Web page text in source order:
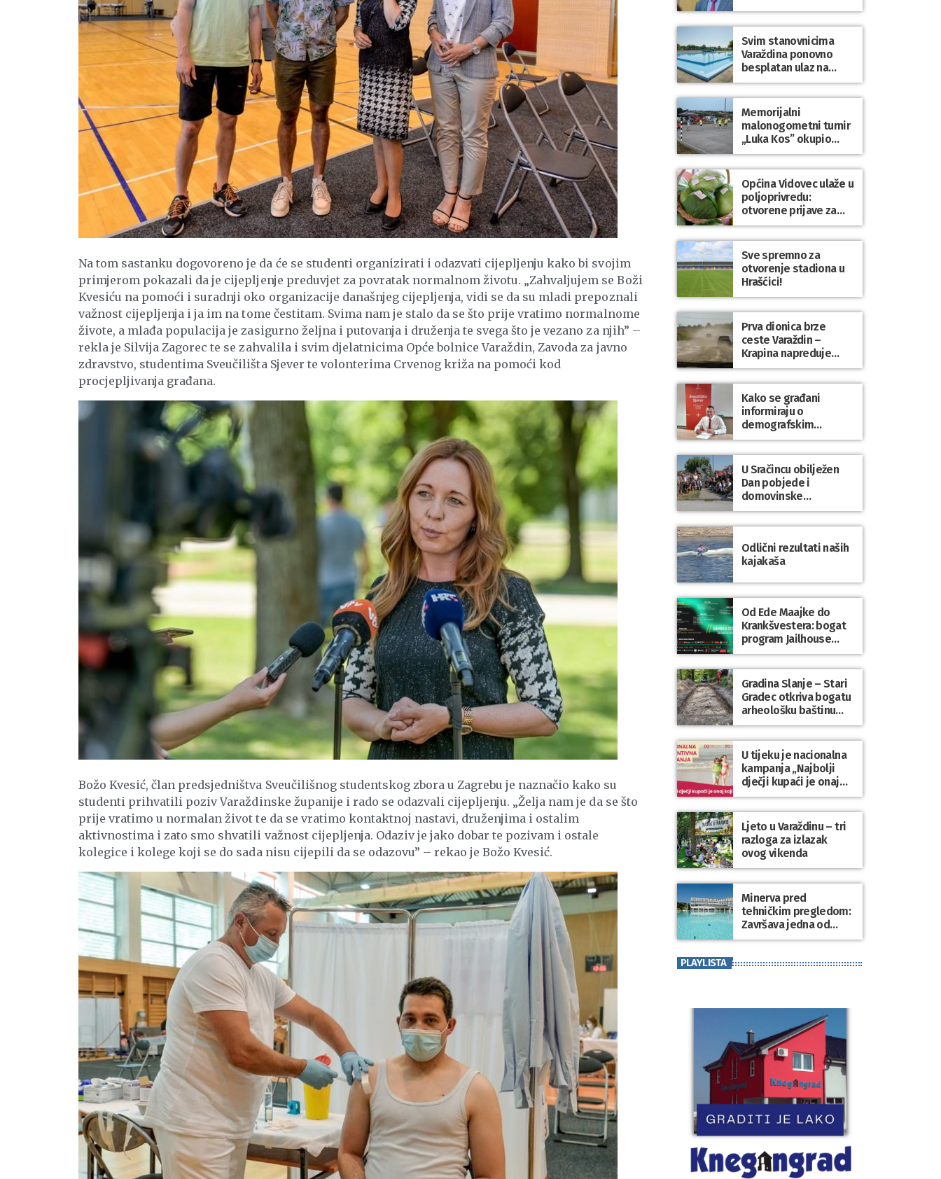
Na tom sastanku dogovoreno je da će se studenti organizirati i odazvati cijepljenju kako bi svojim
primjerom pokazali da je cijepljenje preduvjet za povratak normalnom životu. „Zahvaljujem se Boži
Kvesiću na pomoći i suradnji oko organizacije današnjeg cijepljenja, vidi se da su mladi prepoznali
važnost cijepljenja i ja im na tome čestitam. Svima nam je stalo da se što prije vratimo normalnome
živote, a mlađa populacija je zasigurno željna i putovanja i druženja te svega što je vezano za njih” –
rekla je Silvija Zagorec te se zahvalila i svim djelatnicima Opće bolnice Varaždin, Zavoda za javno
zdravstvo, studentima Sveučilišta Sjever te volonterima Crvenog križa na pomoći kod
procjepljivanja građana.
Božo Kvesić, član predsjedništva Sveučilišnog studentskog zbora u Zagrebu je naznačio kako su
studenti prihvatili poziv Varaždinske županije i rado se odazvali cijepljenju. „Želja nam je da se što
prije vratimo u normalan život te da se vratimo kontaktnoj nastavi, druženjima i ostalim
aktivnostima i zato smo shvatili važnost cijepljenja. Odaziv je jako dobar te pozivam i ostale
kolegice i kolege koji se do sada nisu cijepili da se odazovu” – rekao je Božo Kvesić.
utakmice NK Varaždin
– HNK Hajduk Split
Svim stanovnicima
Varaždina ponovno
besplatan ulaz na
Gradske bazene i
Gradsko kupalište na
Dravi
Memorijalni
malonogometni turnir
„Luka Kos” okupio
brojne ekipe i
posjetitelje u Sudovcu
Općina Vidovec ulaže u
poljoprivredu:
otvorene prijave za
općinske potpore
Sve spremno za
otvorenje stadiona u
Hrašćici!
Prva dionica brze
ceste Varaždin –
Krapina napreduje
prema planu
Kako se građani
informiraju o
demografskim
mjerama? Sudjelujte u
istraživanju!
U Sračincu obilježen
Dan pobjede i
domovinske
zahvalnosti te Dan
hrvatskih branitelja
Odlični rezultati naših
kajakaša
Od Ede Maajke do
Krankšvestera: bogat
program Jailhouse
Festivala 2026. u
Lepoglavi
Gradina Slanje – Stari
Gradec otkriva bogatu
arheološku baštinu
Varaždinske županije
U tijeku je nacionalna
kampanja „Najbolji
dječji kupaći je onaj
koji se nosi“
Ljeto u Varaždinu – tri
razloga za izlazak
ovog vikenda
Minerva pred
tehničkim pregledom:
Završava jedna od
najvećih investicija u
Varaždinske županije
PLAYLISTA